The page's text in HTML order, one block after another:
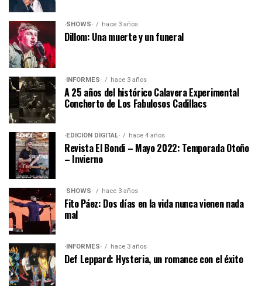
·SHOWS· hace 3 años
Dillom: Una muerte y un funeral
·INFORMES· hace 3 años
A 25 años del histórico Calavera Experimental
Concherto de Los Fabulosos Cadillacs
·EDICIÓN DIGITAL· hace 4 años
Revista El Bondi – Mayo 2022: Temporada Otoño
– Invierno
·SHOWS· hace 3 años
Fito Páez: Dos días en la vida nunca vienen nada
mal
·INFORMES· hace 3 años
Def Leppard: Hysteria, un romance con el éxito